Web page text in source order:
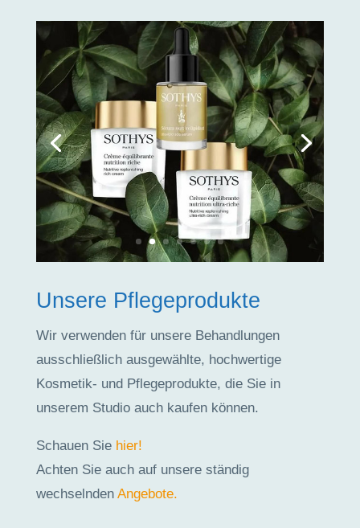
Unsere Pflegeprodukte
Wir verwenden für unsere Behandlungen
ausschließlich ausgewählte, hochwertige
Kosmetik- und Pflegeprodukte, die Sie in
unserem Studio auch kaufen können.
Schauen Sie hier!
Achten Sie auch auf unsere ständig
wechselnden Angebote.